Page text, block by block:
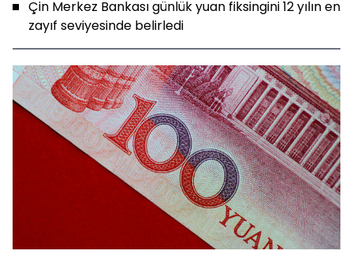
Çin Merkez Bankası günlük yuan fiksingini 12 yılın en
zayıf seviyesinde belirledi